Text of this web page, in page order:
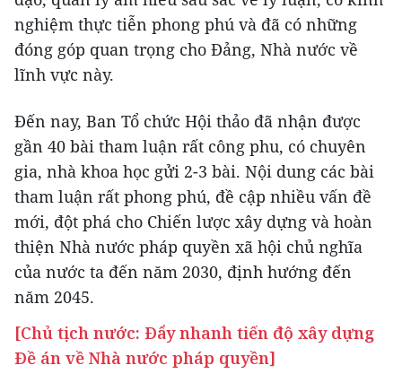
nghiệm thực tiễn phong phú và đã có những
đóng góp quan trọng cho Đảng, Nhà nước về
lĩnh vực này.
Đến nay, Ban Tổ chức Hội thảo đã nhận được
gần 40 bài tham luận rất công phu, có chuyên
gia, nhà khoa học gửi 2-3 bài. Nội dung các bài
tham luận rất phong phú, đề cập nhiều vấn đề
mới, đột phá cho Chiến lược xây dựng và hoàn
thiện Nhà nước pháp quyền xã hội chủ nghĩa
của nước ta đến năm 2030, định hướng đến
năm 2045.
[Chủ tịch nước: Đẩy nhanh tiến độ xây dựng
Đề án về Nhà nước pháp quyền]